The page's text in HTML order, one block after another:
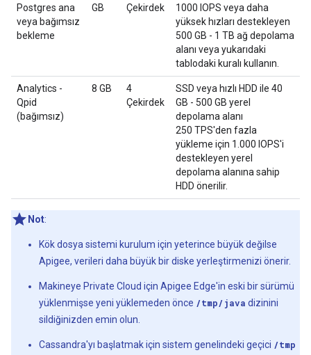
Postgres ana
veya bağımsız
bekleme
GB Çekirdek
1000 IOPS veya daha
yüksek hızları destekleyen
500 GB - 1 TB ağ depolama
alanı veya yukarıdaki
tablodaki kuralı kullanın.
Analytics -
Qpid
(bağımsız)
8 GB
4
Çekirdek
SSD veya hızlı HDD ile 40
GB - 500 GB yerel
depolama alanı
250 TPS'den fazla
yükleme için 1.000 IOPS'i
destekleyen yerel
depolama alanına sahip
HDD önerilir.
Not:
Kök dosya sistemi kurulum için yeterince büyük değilse
Apigee, verileri daha büyük bir diske yerleştirmenizi önerir.
Makineye Private Cloud için Apigee Edge'in eski bir sürümü
yüklenmişse yeni yüklemeden önce /tmp/java dizinini
sildiğinizden emin olun.
Cassandra'yı başlatmak için sistem genelindeki geçici /tmp